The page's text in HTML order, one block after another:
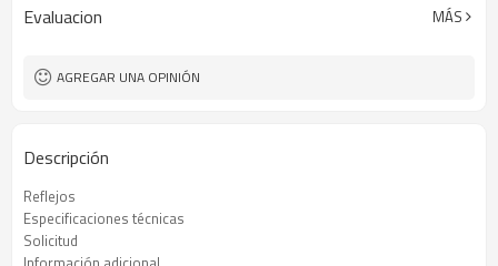
- Encendido con una mano
-El encendedor integrado facilita
llama (opcional)
Evaluacion MÁS
AGREGAR UNA OPINIÓN
Descripción
Reflejos
Especificaciones técnicas
Solicitud